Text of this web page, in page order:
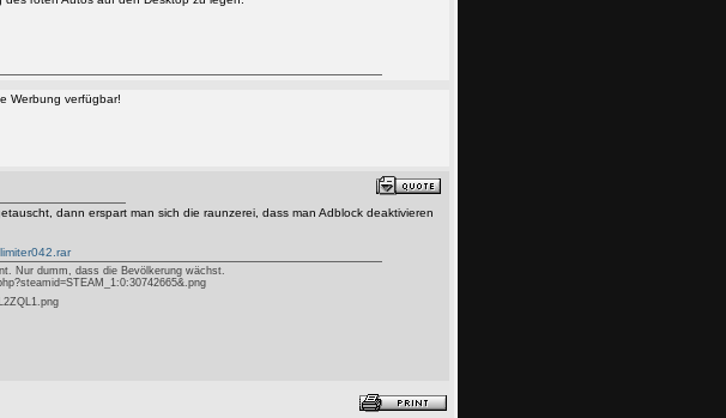
Werbung verfügbar!
dann erspart man sich die raunzerei, dass man Adblock deaktivieren
Nur dumm, dass die Bevölkerung wächst.